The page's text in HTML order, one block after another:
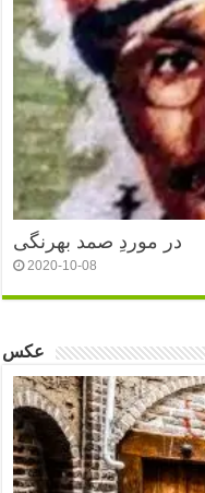
در موردِ صمد بهرنگی
2020-10-08
عکس